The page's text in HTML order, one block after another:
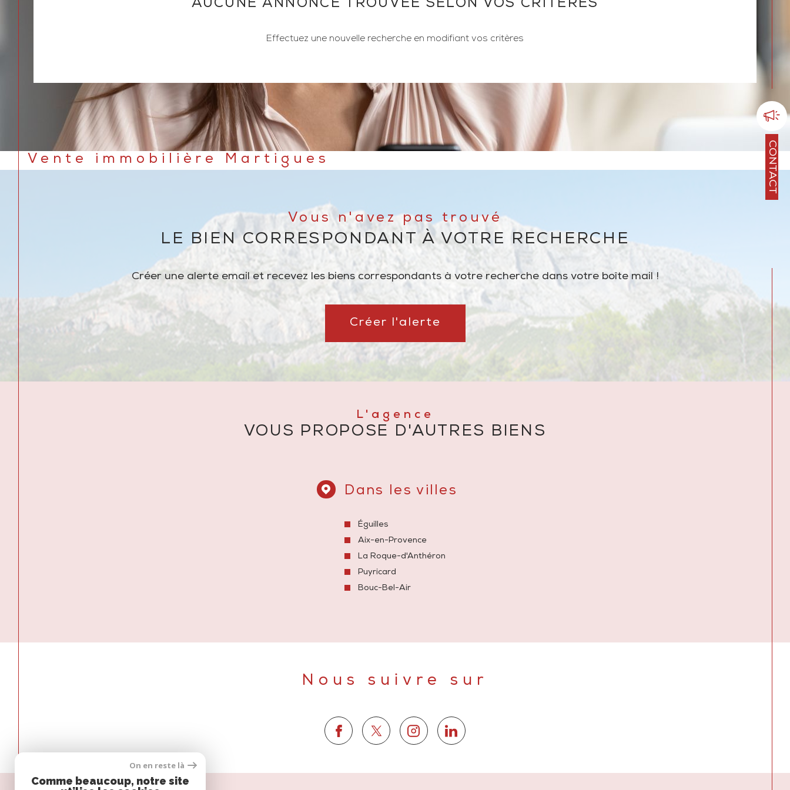
CONTACT
AUCUNE ANNONCE TROUVÉE SELON VOS CRITÈRES
Effectuez une nouvelle recherche en modifiant vos critères
Vente immobilière Martigues
Vous n'avez pas trouvé
LE BIEN CORRESPONDANT À VOTRE RECHERCHE
Créer une alerte email et recevez les biens correspondants à votre recherche dans votre boîte mail !
Créer l'alerte
L'agence
VOUS PROPOSE D'AUTRES BIENS
Dans les villes
Éguilles
Aix-en-Provence
La Roque-d'Anthéron
Puyricard
Bouc-Bel-Air
Nous suivre sur
On en reste là
Comme beaucoup, notre site